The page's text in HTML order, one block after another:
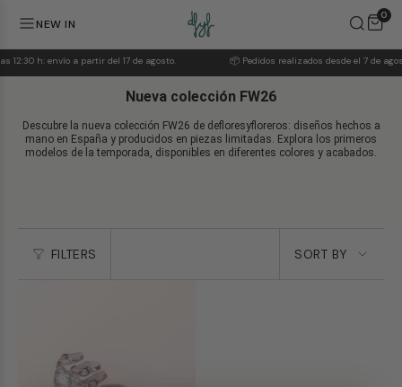
12:30 h: envío a partir del 17 de agosto. 📦 Pedidos realizados desde el 7 de
NEW IN
0
Nueva colección FW26
Descubre la nueva colección FW26 de defloresyfloreros: diseños hechos a
mano en España y producidos en piezas limitadas. Explora los primeros
modelos de la temporada, disponibles en diferentes colores y acabados.
FILTERS
Sort
SORT BY